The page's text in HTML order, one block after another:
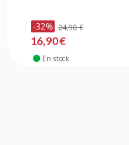
-32% 24,90 €
16,90 €
En stock